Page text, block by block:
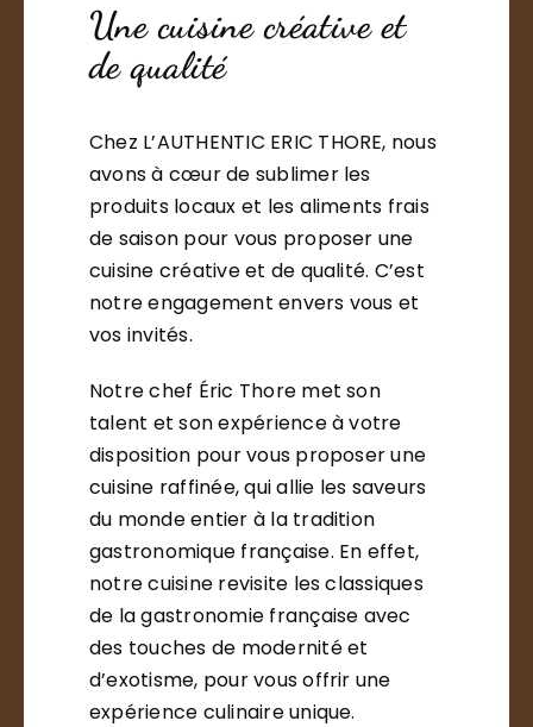
Une cuisine créative et
de qualité
Chez L’AUTHENTIC ERIC THORE, nous
avons à cœur de sublimer les
produits locaux et les aliments frais
de saison pour vous proposer une
cuisine créative et de qualité. C’est
notre engagement envers vous et
vos invités.
Notre chef Éric Thore met son
talent et son expérience à votre
disposition pour vous proposer une
cuisine raffinée, qui allie les saveurs
du monde entier à la tradition
gastronomique française. En effet,
notre cuisine revisite les classiques
de la gastronomie française avec
des touches de modernité et
d’exotisme, pour vous offrir une
expérience culinaire unique.